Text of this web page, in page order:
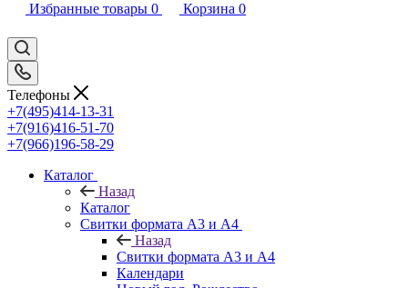
Избранные товары 0 Корзина 0
Телефоны
+7(495)414-13-31
+7(916)416-51-70
+7(966)196-58-29
Каталог
Назад
Каталог
Свитки формата А3 и А4
Назад
Свитки формата А3 и А4
Календари